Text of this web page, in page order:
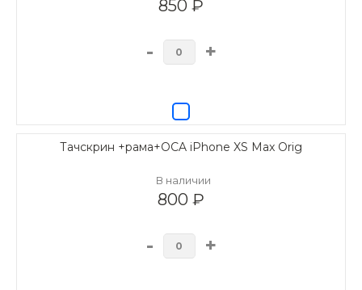
850 ₽
- +
Тачскрин +рама+OCA iPhone XS Max Orig
В наличии
800 ₽
- +